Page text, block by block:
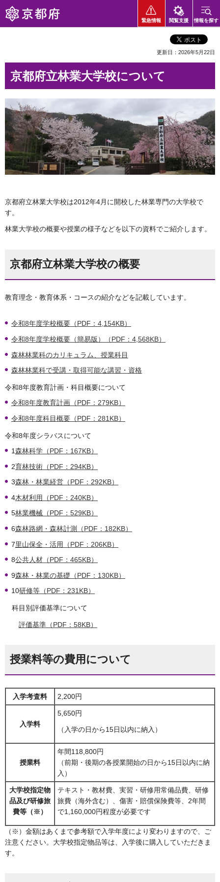
京都府
緊急情報 閲覧支援 情報を探す
更新日：2026年5月22日
京都府立林業大学校について
京都府立林業大学校は2012年4月に開校した林業専門の大学校で
す。
林業大学校の概要や授業の様子などを以下の資料でご紹介します。
京都府立林業大学校の概要
教育理念・教育体系・コースの紹介などを記載しています。
令和8年度学校概要（PDF：4,154KB）
令和8年度学校概要（簡易版）（PDF：4,568KB）
森林林業科のカリキュラム、授業科目
森林林業科で受講・取得可能な講習・資格
令和8年度教育計画・科目概要について
令和8年度教育計画（PDF：279KB）
令和8年度科目概要（PDF：281KB）
令和8年度シラバスについて
1森林科学（PDF：167KB）
2育林技術（PDF：294KB）
3森林・林業経営（PDF：292KB）
4木材利用（PDF：240KB）
5林業機械（PDF：529KB）
6森林路網・森林計測（PDF：182KB）
7里山保全・活用（PDF：206KB）
8公共人材（PDF：465KB）
9森林・林業の基礎（PDF：130KB）
10研修等（PDF：231KB）
科目別評価基準について
評価基準（PDF：58KB）
授業料等の費用について
入学考査料 2,200円
入学料
5,650円
（入学の日から15日以内に納入）
授業料
年間118,800円
（前期・後期の各授業開始の日から15日以内に納
入）
大学校指定物
品及び研修旅
費等（※）
テキスト・教材費、実習・研修用常備品費、研修
旅費（海外含む）、傷害・賠償保険費等、2年間
で1,160,000円程度が必要です
（※）金額はあくまで参考額で入学年度により変わりますので、ご
注意ください。大学校指定物品等は、入学後に購入していただきま
す。